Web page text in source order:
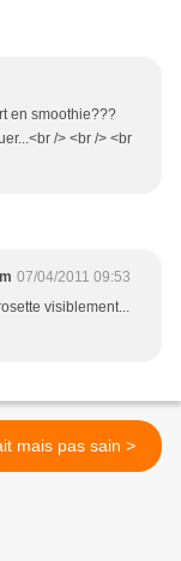
en smoothie???
/> <br /> <br
07/04/2011 09:53
visiblement...
Oréo-lait mais pas sain >